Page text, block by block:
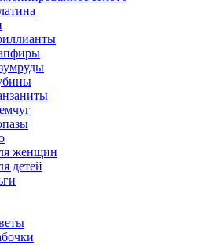
женщин
детей